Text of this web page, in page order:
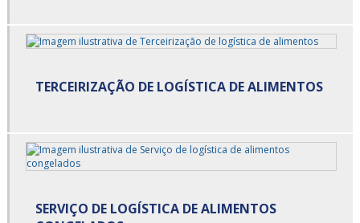
Armazenamento cross docking
Carga de alimentos
Carga fracionada
Carga fracionada e dedicada
TERCEIRIZAÇÃO DE LOGÍSTICA DE ALIMENTOS
SERVIÇO DE LOGÍSTICA DE ALIMENTOS